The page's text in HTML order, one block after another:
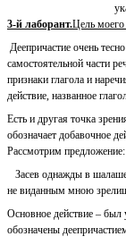
3-й лаборант.Цель
Деепричастие очень
самостоятельной части
признаки глагола и
действие, названное
Есть и другая точка
обозначает добавочное
Рассмотрим предложение:
Засев однажды в
не виданным мною
Основное действие – был
обозначены